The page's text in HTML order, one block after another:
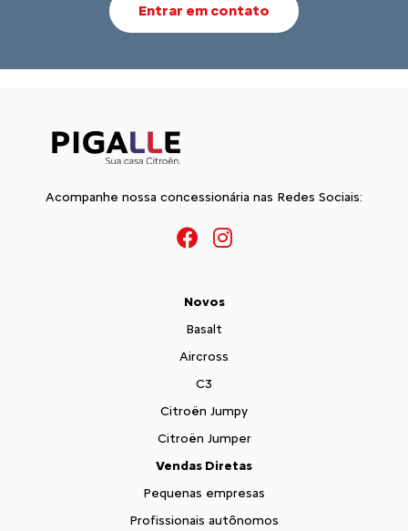
Entrar em contato
Acompanhe nossa concessionária nas Redes Sociais:
Novos
Basalt
Aircross
C3
Citroën Jumpy
Citroën Jumper
Vendas Diretas
Pequenas empresas
Profissionais autônomos